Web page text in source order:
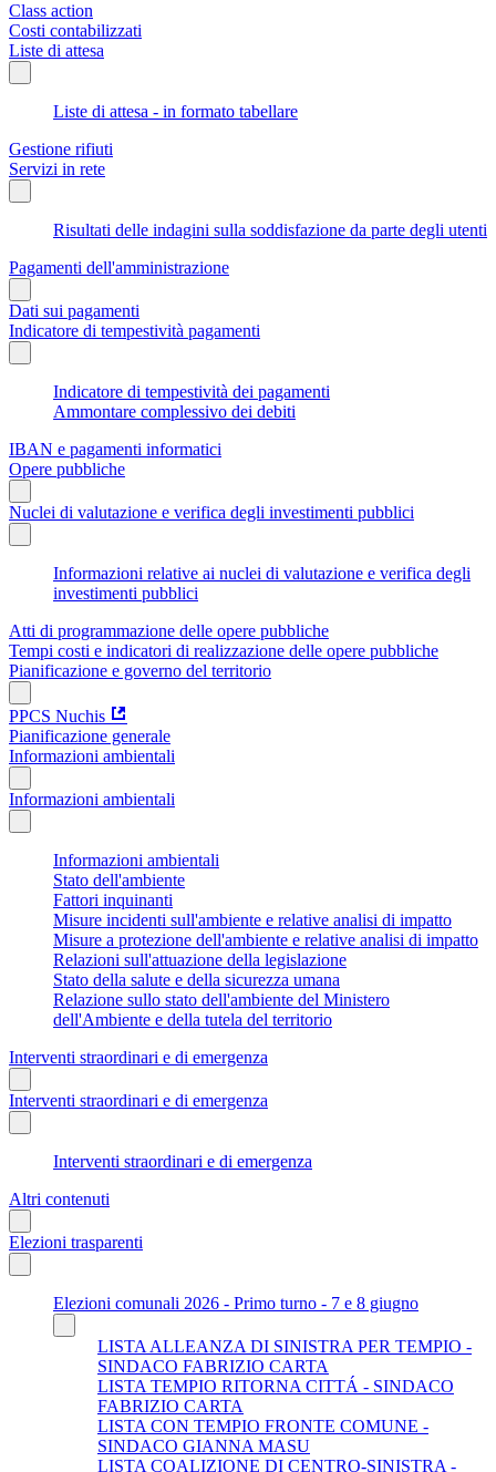
Class action
Costi contabilizzati
Liste di attesa
Liste di attesa - in formato tabellare
Gestione rifiuti
Servizi in rete
Risultati delle indagini sulla soddisfazione da parte degli utenti
Pagamenti dell'amministrazione
Dati sui pagamenti
Indicatore di tempestività pagamenti
Indicatore di tempestività dei pagamenti
Ammontare complessivo dei debiti
IBAN e pagamenti informatici
Opere pubbliche
Nuclei di valutazione e verifica degli investimenti pubblici
Informazioni relative ai nuclei di valutazione e verifica degli
investimenti pubblici
Atti di programmazione delle opere pubbliche
Tempi costi e indicatori di realizzazione delle opere pubbliche
Pianificazione e governo del territorio
PPCS Nuchis
Pianificazione generale
Informazioni ambientali
Informazioni ambientali
Informazioni ambientali
Stato dell'ambiente
Fattori inquinanti
Misure incidenti sull'ambiente e relative analisi di impatto
Misure a protezione dell'ambiente e relative analisi di impatto
Relazioni sull'attuazione della legislazione
Stato della salute e della sicurezza umana
Relazione sullo stato dell'ambiente del Ministero
dell'Ambiente e della tutela del territorio
Interventi straordinari e di emergenza
Interventi straordinari e di emergenza
Interventi straordinari e di emergenza
Altri contenuti
Elezioni trasparenti
Elezioni comunali 2026 - Primo turno - 7 e 8 giugno
LISTA ALLEANZA DI SINISTRA PER TEMPIO -
SINDACO FABRIZIO CARTA
LISTA TEMPIO RITORNA CITTÁ - SINDACO
FABRIZIO CARTA
LISTA CON TEMPIO FRONTE COMUNE -
SINDACO GIANNA MASU
LISTA COALIZIONE DI CENTRO-SINISTRA -